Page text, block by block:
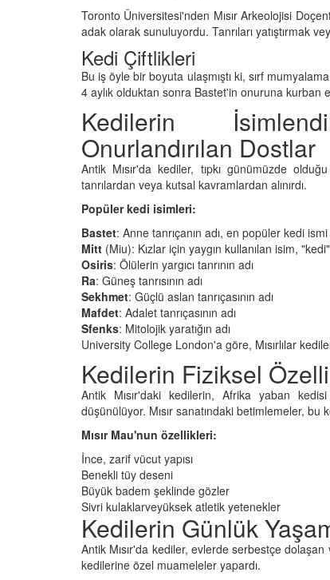
Toronto Üniversitesi'nden Mısır Arkeolojisi
adak olarak sunuluyordu. Tanrıları yatıştırmak
Kedi Çiftlikleri
Bu iş öyle bir boyuta ulaşmıştı ki, sırf
4 aylık olduktan sonra Bastet'in onuruna kurban
Kedilerin
Onurlandırılan Dostlar
Antik Mısır'da kediler, tıpkı günümüzde
tanrılardan veya kutsal kavramlardan alınırdı.
Popüler kedi isimleri:
Bastet: Anne tanrıçanın adı, en popüler kedi ismi
Mitt (Miu): Kızlar için yaygın kullanılan isim,
Osiris: Ölülerin yargıcı tanrının adı
Ra: Güneş tanrısının adı
Sekhmet: Güçlü aslan tanrıçasının adı
Mafdet: Adalet tanrıçasının adı
Sfenks: Mitolojik yaratığın adı
University College London'a göre, Mısırlılar
Kedilerin Fiziksel
Antik Mısır'daki kedilerin, Afrika yaban
düşünülüyor. Mısır sanatındaki betimlemeler, bu
Mısır Mau'nun özellikleri:
İnce, zarif vücut yapısı
Benekli tüy deseni
Büyük badem şeklinde gözler
Sivri kulaklarveyüksek atletik yetenekler
Kedilerin Günlük
Antik Mısır'da kediler, evlerde serbestçe
kedilerine özel muameleler yapardı.